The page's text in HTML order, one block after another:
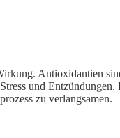
Antioxidantien
und
zu verlangsamen.